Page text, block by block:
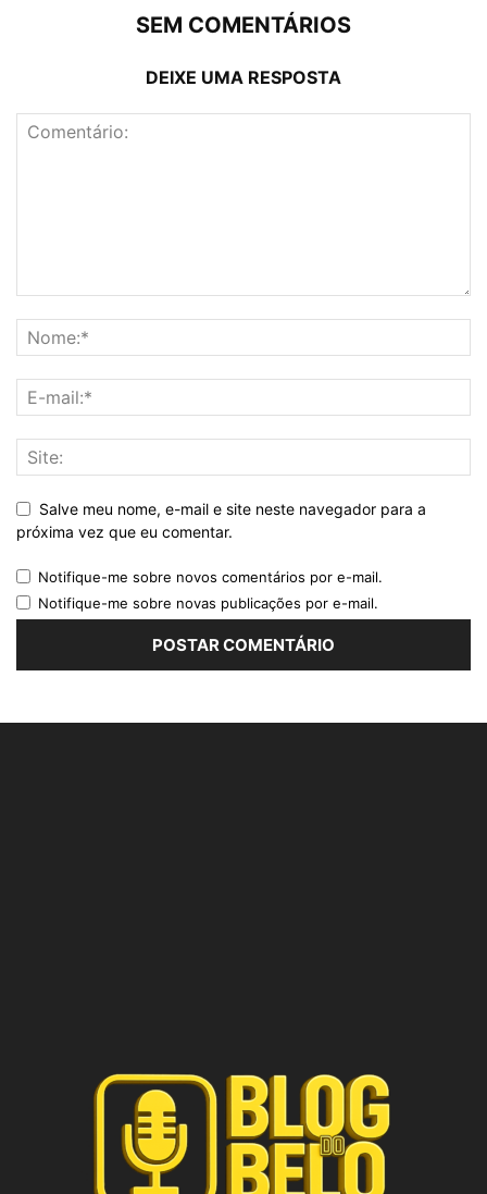
SEM COMENTÁRIOS
DEIXE UMA RESPOSTA
Salve meu nome, e-mail e site neste navegador para a
próxima vez que eu comentar.
Notifique-me sobre novos comentários por e-mail.
Notifique-me sobre novas publicações por e-mail.